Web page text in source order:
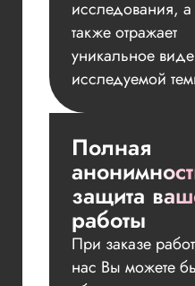
исследования, а
также отражает
уникальное
исследуемой
Полная
защита
работы
При заказе
нас Вы можете